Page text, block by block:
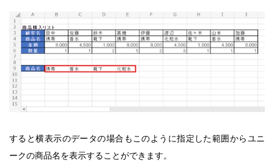
すると横表示のデータの場合もこのように指定した範囲からユニ
ークの商品名を表示することができます。